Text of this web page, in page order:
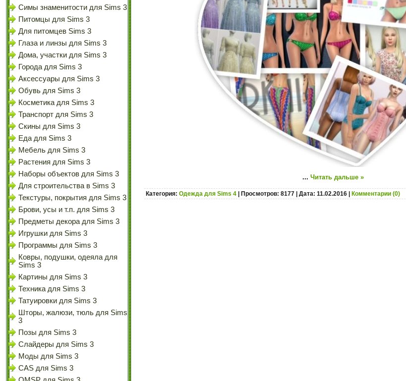
Симы знаменитости для Sims 3
Питомцы для Sims 3
Для питомцев Sims 3
Глаза и линзы для Sims 3
Дома, участки для Sims 3
Города для Sims 3
Аксессуары для Sims 3
Обувь для Sims 3
Косметика для Sims 3
Транспорт для Sims 3
Скины для Sims 3
Еда для Sims 3
Мебель для Sims 3
Растения для Sims 3
Наборы объектов для Sims 3
Для строительства в Sims 3
Текстуры, покрытия для Sims 3
Брови, усы и т.п. для Sims 3
Предметы декора для Sims 3
Игрушки для Sims 3
Программы для Sims 3
Ковры, подушки, одеяла для
Sims 3
Картины для Sims 3
Техника для Sims 3
Татуировки для Sims 3
Шторы, жалюзи, тюль для Sims
3
Позы для Sims 3
Слайдеры для Sims 3
Моды для Sims 3
CAS для Sims 3
... Читать дальше »
Категория: Одежда для Sims 4 | Просмотров: 8177 | Дата: 11.02.2016 Комментарии (0)